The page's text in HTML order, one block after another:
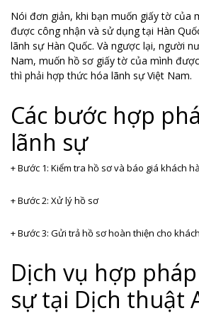
Nói đơn giản, khi bạn muốn giấy tờ của
được công nhận và sử dụng tại Hàn
lãnh sự Hàn Quốc. Và ngược lại, người
Nam, muốn hồ sơ giấy tờ của mình
thì phải hợp thức hóa lãnh sự Việt Nam.
Các bước hợp
lãnh sự
+ Bước 1: Kiểm tra hồ sơ và báo giá khách
+ Bước 2: Xử lý hồ sơ
+ Bước 3: Gửi trả hồ sơ hoàn thiện cho
Dịch vụ hợp
sự tại Dịch thuật